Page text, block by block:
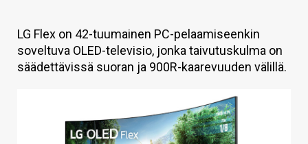
TIETOA
HINTA.FI
VAIHDA TEEMA
LG Flex on 42-tuumainen PC-pelaamiseenkin
soveltuva OLED-televisio, jonka taivutuskulma on
säädettävissä suoran ja 900R-kaarevuuden välillä.